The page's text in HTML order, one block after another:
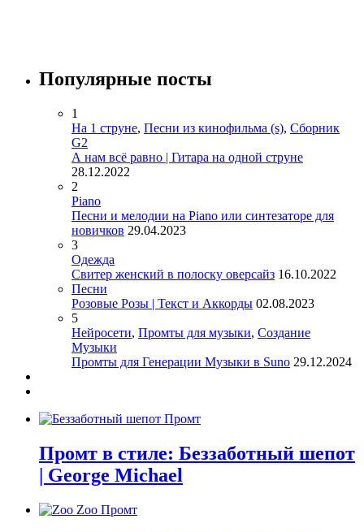
Популярные посты
1
На 1 струне, Песни из кинофильма (s), Сборник
G2
А нам всё равно | Гитара на одной струне
28.12.2022
2
Piano
Песни и мелодии на Piano или синтезаторе для
новичков 29.04.2023
3
Одежда
Свитер женский в полоску оверсайз 16.10.2022
Песни
Розовые Розы | Текст и Аккорды 02.08.2023
5
Нейросети, Промты для музыки, Создание
Музыки
Промты для Генерации Музыки в Suno 29.12.2024
Промт в стиле: Беззаботный шепот
| George Michael